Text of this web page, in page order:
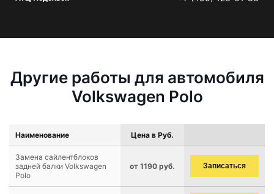
Другие работы для автомобиля
Volkswagen Polo
Наименование Цена в Руб.
Замена сайлентблоков
задней балки Volkswagen
Polo
от 1190 руб. Записаться